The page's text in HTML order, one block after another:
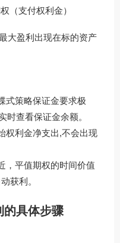
（支付权利金）
大盈利出现在标的资产
式策略保证金要求极
时查看保证金余额。
权利金净支出,不会出现
，平值期权的时间价值
获利。
的具体步骤